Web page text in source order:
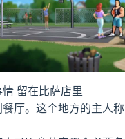
留在比萨店里
厅。这个地方的主人